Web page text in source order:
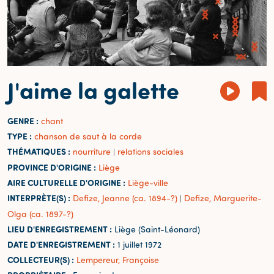
J'aime la galette
GENRE : chant
TYPE : chanson de saut à la corde
THÉMATIQUES : nourriture | relations sociales
PROVINCE D'ORIGINE : Liège
AIRE CULTURELLE D'ORIGINE : Liège-ville
INTERPRÈTE(S) : Defize, Jeanne (ca. 1894-?) | Defize, Marguerite-
Olga (ca. 1897-?)
LIEU D'ENREGISTREMENT : Liège (Saint-Léonard)
DATE D'ENREGISTREMENT : 1 juillet 1972
COLLECTEUR(S) : Lempereur, Françoise